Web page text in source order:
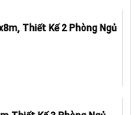
Thiết Kế 2 Phòng Ngủ